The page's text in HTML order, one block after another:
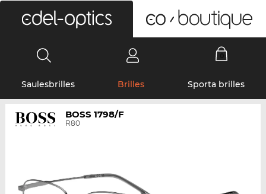
Saulesbrilles Brilles Sporta brilles
BOSS 1798/F
R80